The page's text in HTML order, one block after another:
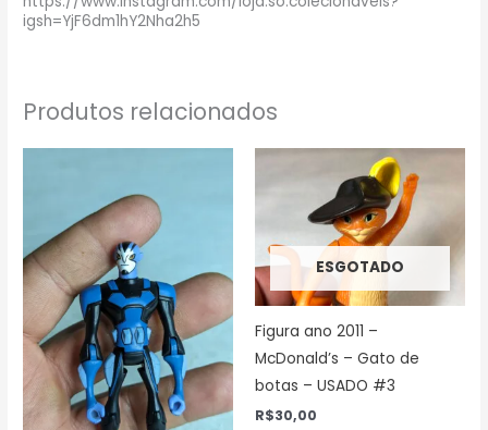
igsh=YjF6dm1hY2Nha2h5
Produtos relacionados
ESGOTADO
Figura ano 2011 –
McDonald’s – Gato de
botas – USADO #3
R$30,00